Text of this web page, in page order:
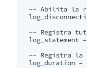
-- Abilita la
-- Registra
log_statement =
-- Registra la
log_duration =